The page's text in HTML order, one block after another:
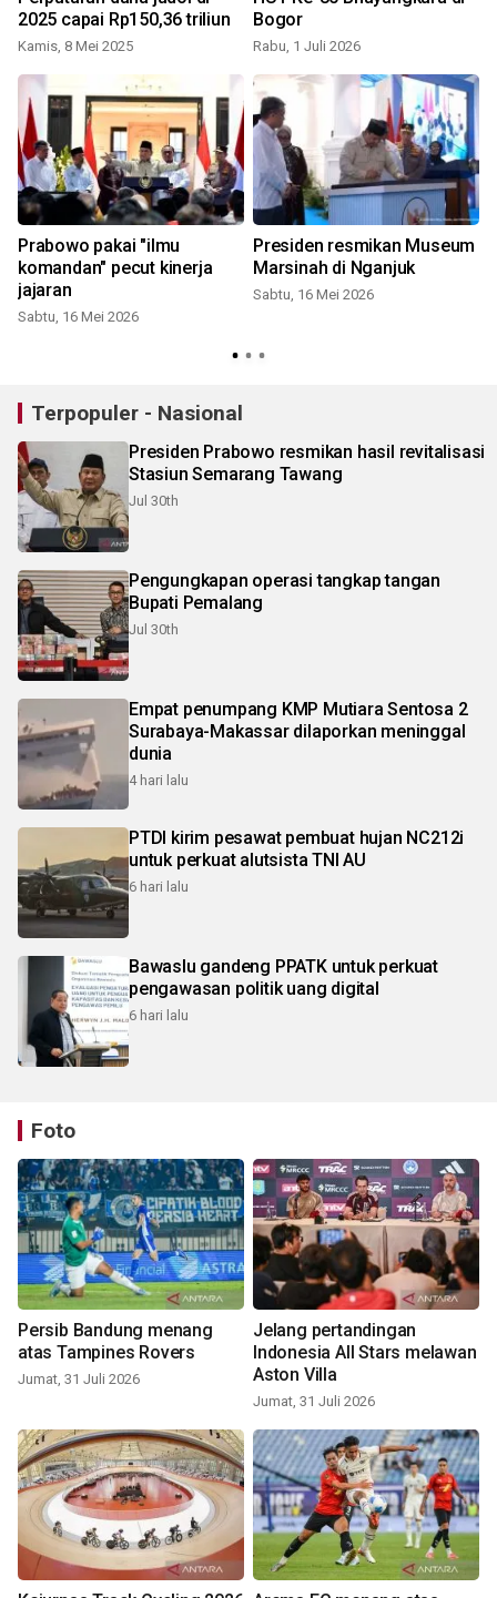
2025 capai Rp150,36 triliun
Kamis, 8 Mei 2025
Bogor
Rabu, 1 Juli 2026
Prabowo pakai "ilmu
komandan" pecut kinerja
jajaran
Sabtu, 16 Mei 2026
Presiden resmikan Museum
Marsinah di Nganjuk
Sabtu, 16 Mei 2026
Terpopuler - Nasional
Presiden Prabowo resmikan hasil revitalisasi
Stasiun Semarang Tawang
Jul 30th
Pengungkapan operasi tangkap tangan
Bupati Pemalang
Jul 30th
Empat penumpang KMP Mutiara Sentosa 2
Surabaya-Makassar dilaporkan meninggal
dunia
4 hari lalu
PTDI kirim pesawat pembuat hujan NC212i
untuk perkuat alutsista TNI AU
6 hari lalu
Bawaslu gandeng PPATK untuk perkuat
pengawasan politik uang digital
6 hari lalu
Foto
Persib Bandung menang
atas Tampines Rovers
Jumat, 31 Juli 2026
Jelang pertandingan
Indonesia All Stars melawan
Aston Villa
Jumat, 31 Juli 2026